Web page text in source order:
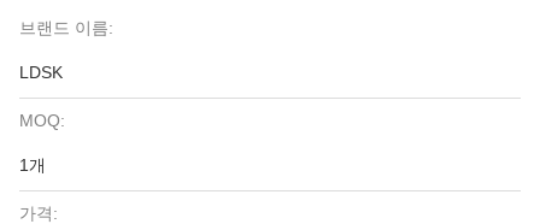
브랜드 이름:
LDSK
MOQ:
1개
가격: